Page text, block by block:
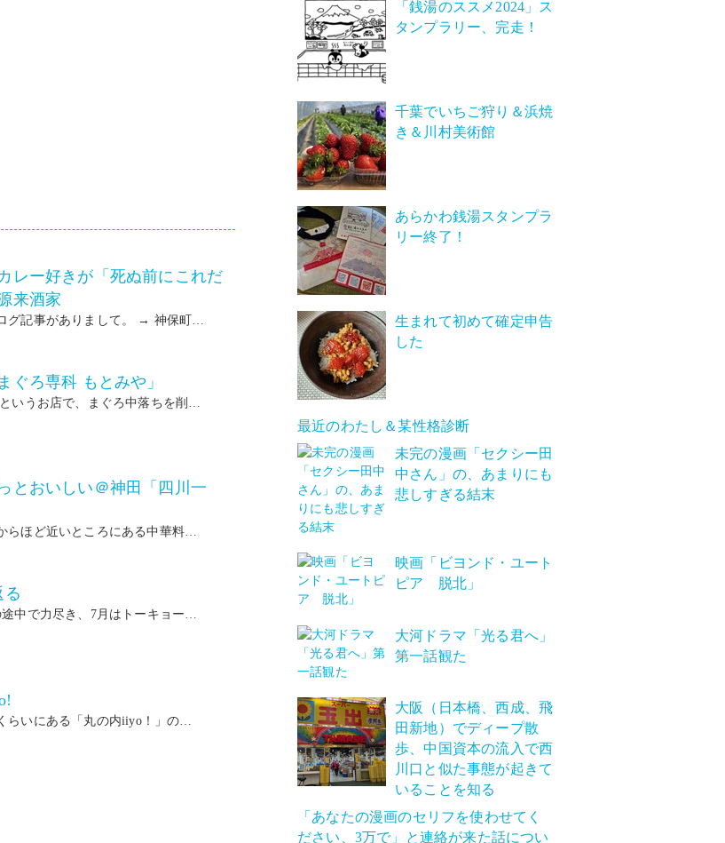
レー好きが「死ぬ前にこれだ
来酒家
グ記事がありまして。 → 神保町…
ぐろ専科 もとみや」
いうお店で、まぐろ中落ちを削…
とおいしい＠神田「四川一
らほど近いところにある中華料…
る
中で力尽き、7月はトーキョー…
らいにある「丸の内iiyo！」の…
「銭湯のススメ2024」ス
タンプラリー、完走！
千葉でいちご狩り＆浜焼
き＆川村美術館
あらかわ銭湯スタンプラ
リー終了！
生まれて初めて確定申告
した
最近のわたし＆某性格診断
未完の漫画「セクシー田
中さん」の、あまりにも
悲しすぎる結末
映画「ビヨンド・ユート
ピア 脱北」
大河ドラマ「光る君へ」
第一話観た
大阪（日本橋、西成、飛
田新地）でディープ散
歩、中国資本の流入で西
川口と似た事態が起きて
いることを知る
「あなたの漫画のセリフを使わせてく
ださい、3万で」と連絡が来た話につい